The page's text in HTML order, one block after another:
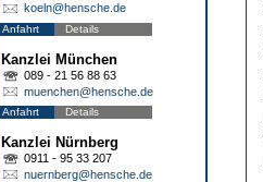
koeln@hensche.de
Anfahrt Details
Kanzlei München
089 - 21 56 88 63
muenchen@hensche.de
Anfahrt Details
Kanzlei Nürnberg
0911 - 95 33 207
nuernberg@hensche.de